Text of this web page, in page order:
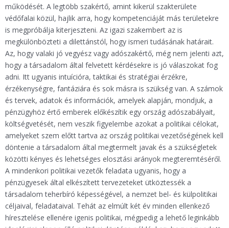
működését. A legtöbb szakértő, amint kikerül szakterülete
védőfalai közül, hajlik arra, hogy kompetenciáját más területekre
is megpróbálja kiterjeszteni. Az igazi szakembert az is
megkülönbözteti a dilettánstól, hogy ismeri tudásának határait.
Az, hogy valaki jó vegyész vagy adószakértő, még nem jelenti azt,
hogy a társadalom által felvetett kérdésekre is jó válaszokat fog
adni. Itt ugyanis intuícióra, taktikai és stratégiai érzékre,
érzékenységre, fantáziára és sok másra is szükség van. A számok
és tervek, adatok és információk, amelyek alapján, mondjuk, a
pénzügyhöz értő emberek előkészítik egy ország adószabályait,
költségvetését, nem veszik figyelembe azokat a politikai célokat,
amelyeket szem előtt tartva az ország politikai vezetőségének kell
döntenie a társadalom által megtermelt javak és a szükségletek
közötti kényes és lehetséges elosztási arányok megteremtéséről.
A mindenkori politikai vezetők feladata ugyanis, hogy a
pénzügyesek által elkészített tervezeteket ütköztessék a
társadalom teherbíró képességével, a nemzet bel- és külpolitikai
céljaival, feladataival. Tehát az elmúlt két év minden ellenkező
híresztelése ellenére igenis politikai, mégpedig a lehető leginkább